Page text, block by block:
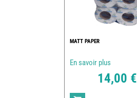
MATT PAPER
En savoir plus
14,00 €